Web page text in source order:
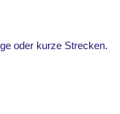
oder kurze Strecken.